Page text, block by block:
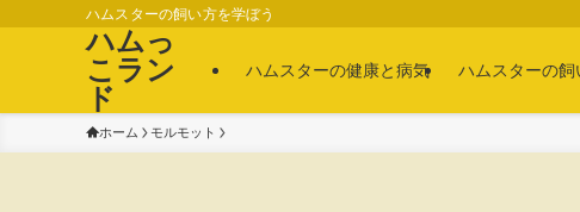
ハムスターの飼い方を学ぼう
ハムっ
こラン
ド
ハムスターの健康と病気 ハムスターの飼
ホーム モルモット